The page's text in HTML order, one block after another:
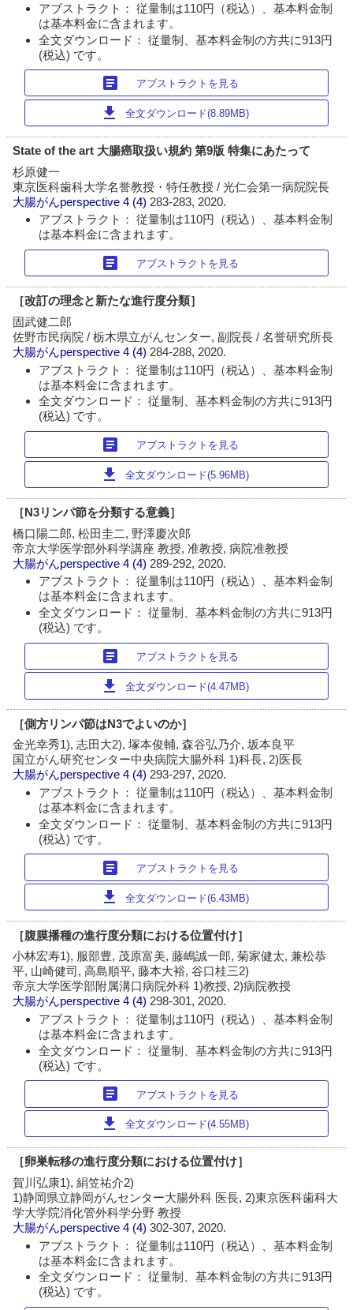
アブストラクト： 従量制は110円（税込）、基本料金制
は基本料金に含まれます。
全文ダウンロード： 従量制、基本料金制の方共に913円
(税込) です。
article アブストラクトを見る
download 全文ダウンロード(8.89MB)
State of the art 大腸癌取扱い規約 第9版 特集にあたって
杉原健一
東京医科歯科大学名誉教授・特任教授 / 光仁会第一病院院長
大腸がんperspective 4 (4) 283-283, 2020.
アブストラクト： 従量制は110円（税込）、基本料金制
は基本料金に含まれます。
article アブストラクトを見る
［改訂の理念と新たな進行度分類］
固武健二郎
佐野市民病院 / 栃木県立がんセンター, 副院長 / 名誉研究所長
大腸がんperspective 4 (4) 284-288, 2020.
アブストラクト： 従量制は110円（税込）、基本料金制
は基本料金に含まれます。
全文ダウンロード： 従量制、基本料金制の方共に913円
(税込) です。
article アブストラクトを見る
download 全文ダウンロード(5.96MB)
［N3リンパ節を分類する意義］
橋口陽二郎, 松田圭二, 野澤慶次郎
帝京大学医学部外科学講座 教授, 准教授, 病院准教授
大腸がんperspective 4 (4) 289-292, 2020.
アブストラクト： 従量制は110円（税込）、基本料金制
は基本料金に含まれます。
全文ダウンロード： 従量制、基本料金制の方共に913円
(税込) です。
article アブストラクトを見る
download 全文ダウンロード(4.47MB)
［側方リンパ節はN3でよいのか］
金光幸秀1), 志田大2), 塚本俊輔, 森谷弘乃介, 坂本良平
国立がん研究センター中央病院大腸外科 1)科長, 2)医長
大腸がんperspective 4 (4) 293-297, 2020.
アブストラクト： 従量制は110円（税込）、基本料金制
は基本料金に含まれます。
全文ダウンロード： 従量制、基本料金制の方共に913円
(税込) です。
article アブストラクトを見る
download 全文ダウンロード(6.43MB)
［腹膜播種の進行度分類における位置付け］
小林宏寿1), 服部豊, 茂原富美, 藤嶋誠一郎, 菊家健太, 兼松恭
平, 山崎健司, 高島順平, 藤本大裕, 谷口桂三2)
帝京大学医学部附属溝口病院外科 1)教授, 2)病院教授
大腸がんperspective 4 (4) 298-301, 2020.
アブストラクト： 従量制は110円（税込）、基本料金制
は基本料金に含まれます。
全文ダウンロード： 従量制、基本料金制の方共に913円
(税込) です。
article アブストラクトを見る
download 全文ダウンロード(4.55MB)
［卵巣転移の進行度分類における位置付け］
賀川弘康1), 絹笠祐介2)
1)静岡県立静岡がんセンター大腸外科 医長, 2)東京医科歯科大
学大学院消化管外科学分野 教授
大腸がんperspective 4 (4)302-307, 2020.
アブストラクト： 従量制は110円（税込）、基本料金制
は基本料金に含まれます。
全文ダウンロード： 従量制、基本料金制の方共に913円
(税込) です。